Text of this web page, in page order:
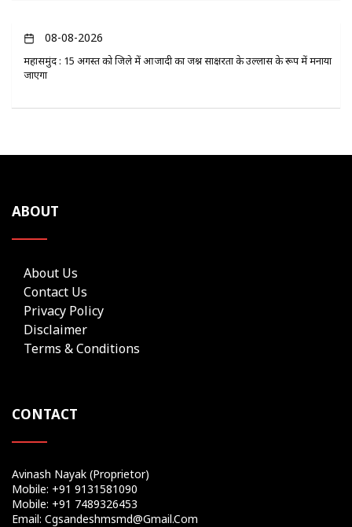
08-08-2026
महासमुंद : 15 अगस्त को जिले में आजादी का जश्न साक्षरता के उल्लास के रूप में मनाया
जाएगा
ABOUT
About Us
Contact Us
Privacy Policy
Disclaimer
Terms & Conditions
CONTACT
Avinash Nayak (Proprietor)
Mobile: +91 9131581090
Mobile: +91 7489326453
Email: Cgsandeshmsmd@gmail.com